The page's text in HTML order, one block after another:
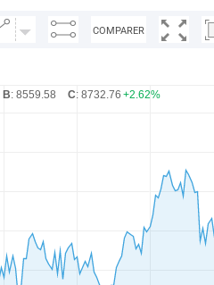
COMPARER
B: 8559.58 C: 8732.76 +2.62%